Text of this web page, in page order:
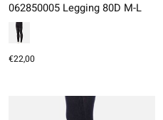
062850005 Legging 80D M-L
€22,00